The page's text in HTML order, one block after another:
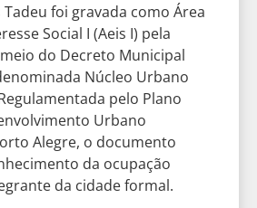
Tadeu foi gravada como Área
Social I (Aeis I) pela
do Decreto Municipal
Núcleo Urbano
pelo Plano
Urbano
Alegre, o documento
da ocupação
da cidade formal.